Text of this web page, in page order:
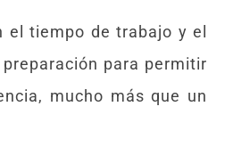
el tiempo de trabajo y el
para permitir
mucho más que un